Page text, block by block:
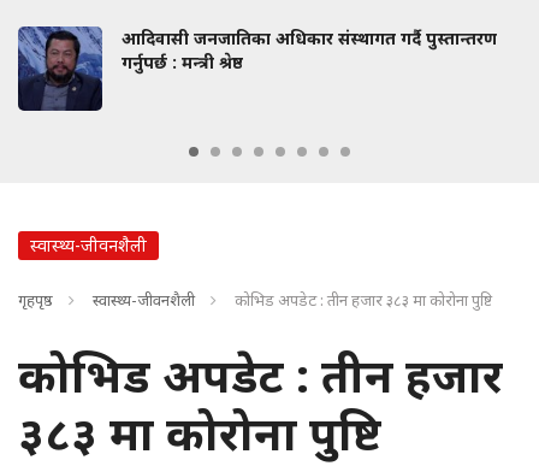
आदिवासी जनजातिका अधिकार संस्थागत गर्दै पुस्तान्तरण
गर्नुपर्छ : मन्त्री श्रेष्ठ
स्वास्थ्य-जीवनशैली
गृहपृष्ठ स्वास्थ्य-जीवनशैली कोभिड अपडेट : तीन हजार ३८३ मा कोरोना पुष्टि
कोभिड अपडेट : तीन हजार
३८३ मा कोरोना पुष्टि